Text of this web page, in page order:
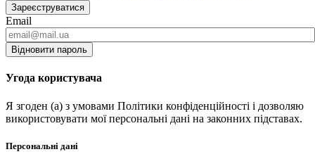
Зареєструватися
Email
Відновити пароль
Угода користувача
Я згоден (а) з умовами Політики конфіденційності і дозволяю
використовувати мої персональні дані на законних підставах.
Персональні дані